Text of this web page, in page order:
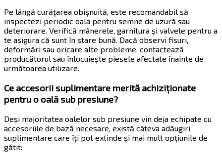
Pe lângă curățarea obișnuită, este recomandabil să
inspectezi periodic oala pentru semne de uzură sau
deteriorare. Verifică mânerele, garnitura și valvele pentru a
te asigura că sunt în stare bună. Dacă observi fisuri,
deformări sau oricare alte probleme, contactează
producătorul sau înlocuiește piesele afectate înainte de
următoarea utilizare.
Ce accesorii suplimentare merită achiziționate
pentru o oală sub presiune?
Deși majoritatea oalelor sub presiune vin deja echipate cu
accesoriile de bază necesare, există câteva adăugiri
suplimentare care îți pot extinde și mai mult opțiunile de
gătit: